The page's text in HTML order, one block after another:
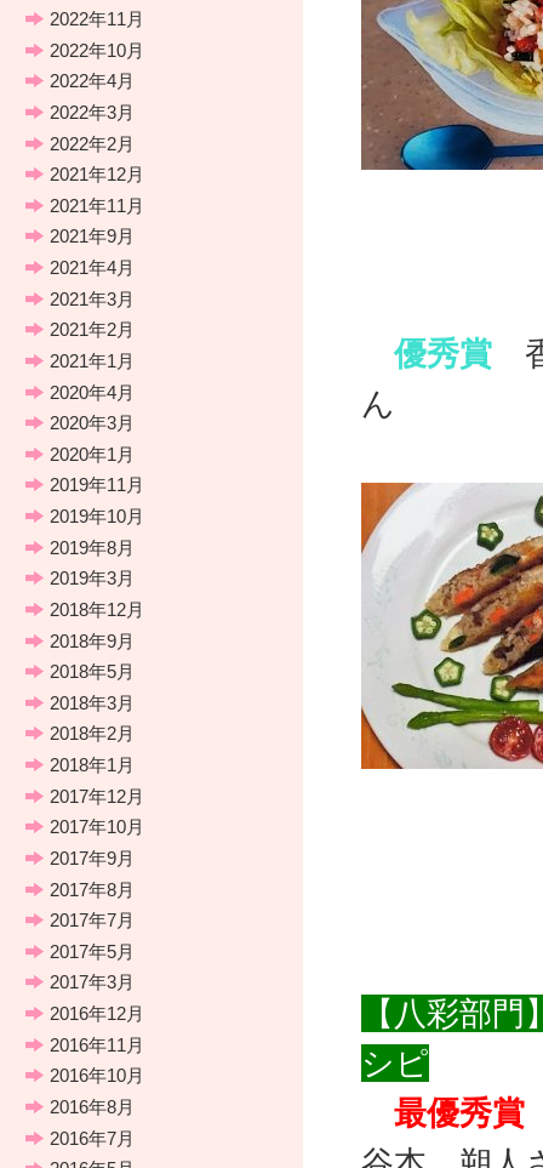
優秀賞
ん
【八彩部
シピ
最優秀
2022年11月
2022年10月
2022年4月
2022年3月
2022年2月
2021年12月
2021年11月
2021年9月
2021年4月
2021年3月
2021年2月
2021年1月
2020年4月
2020年3月
2020年1月
2019年11月
2019年10月
2019年8月
2019年3月
2018年12月
2018年9月
2018年5月
2018年3月
2018年2月
2018年1月
2017年12月
2017年10月
2017年9月
2017年8月
2017年7月
2017年5月
2017年3月
2016年12月
2016年11月
2016年10月
2016年8月
2016年7月